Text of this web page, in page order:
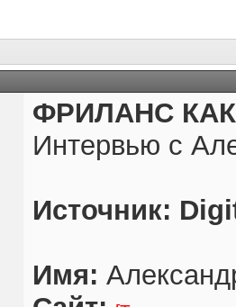
ФРИЛАНС
Интервью с
Источник:
Имя: